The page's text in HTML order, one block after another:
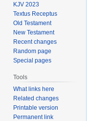
KJV 2023
Textus Receptus
Old Testament
New Testament
Recent changes
Random page
Special pages
Tools
What links here
Related changes
Printable version
Permanent link